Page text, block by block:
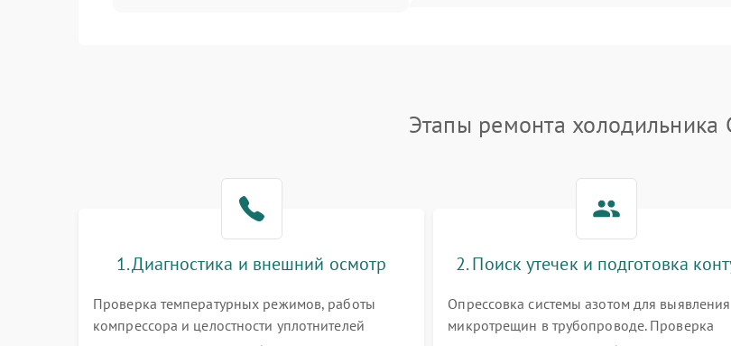
Поломка системы No Frost 60 мин
60 мин
60 мин
Не включается холодильник 60 мин
Этапы ремонта холодильника
1. Диагностика и внешний осмотр
Проверка температурных режимов, работы
компрессора и целостности уплотнителей
2. Поиск утечек и подготовка
Опрессовка системы азотом для выявления
микротрещин в трубопроводе. Проверка